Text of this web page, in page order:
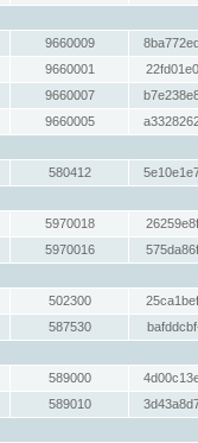
9660009
9660001
9660007
9660005
580412
5970018
5970016
502300
587530
589000
589010